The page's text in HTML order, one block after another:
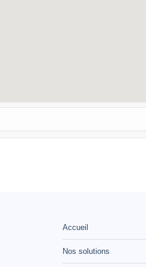
Accueil
Nos solutions